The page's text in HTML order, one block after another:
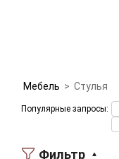
Мебель > Стулья
Популярные запросы:
Фильтр